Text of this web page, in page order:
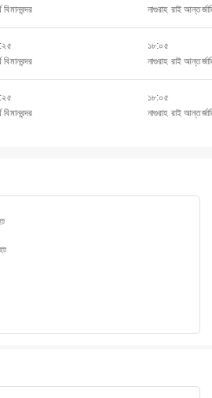
বিমানবন্দর
নাগুরাহ রাই
বিমানবন্দর
১৮:০৫
নাগুরাহ রাই
বিমানবন্দর
১৮:০৫
নাগুরাহ রাই